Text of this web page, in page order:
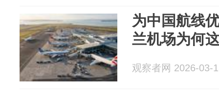
为中国航线
兰机场为何
观察者网 2026-03-